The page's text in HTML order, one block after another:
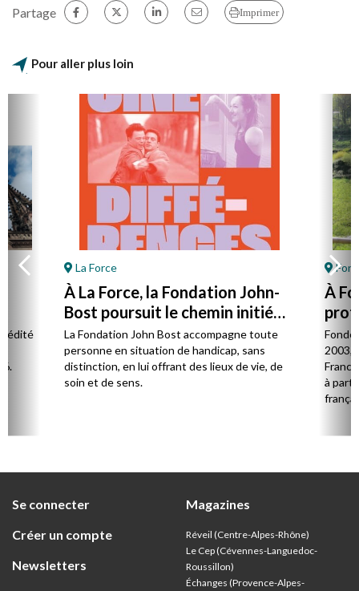
Partage Imprimer
Pour aller plus loin
édité
La Force
À La Force, la Fondation John-
Bost poursuit le chemin initié
par son fondateur
La Fondation John Bost accompagne toute
personne en situation de handicap, sans
distinction, en lui offrant des lieux de vie, de
soin et de sens.
À
à la
Fondé
2003,
à
Se connecter
Créer un compte
Newsletters
Magazines
Réveil (Centre-Alpes-Rhône)
Le Cep (Cévennes-Languedoc-
Roussillon)
Échanges (Provence-Alpes-